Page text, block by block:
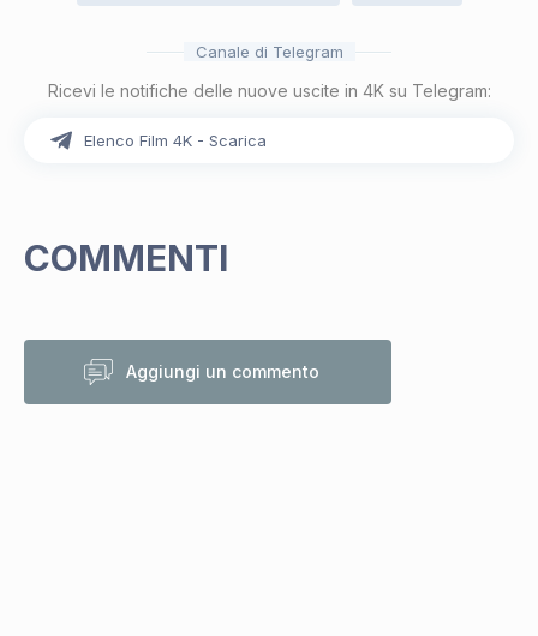
Canale di Telegram
Ricevi le notifiche delle nuove uscite in 4K su Telegram:
Elenco Film 4K - Scarica
COMMENTI
Aggiungi un commento